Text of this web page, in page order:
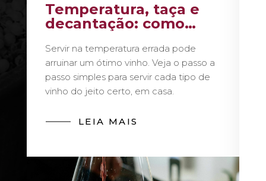
Temperatura, taça e
decantação: como
sommelier
Servir na temperatura errada pode
arruinar um ótimo vinho. Veja o passo a
passo simples para servir cada tipo de
vinho do jeito certo, em casa.
LEIA MAIS